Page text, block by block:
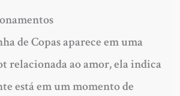
de Copas aparece em uma
relacionada ao amor, ela indica
está em um momento de